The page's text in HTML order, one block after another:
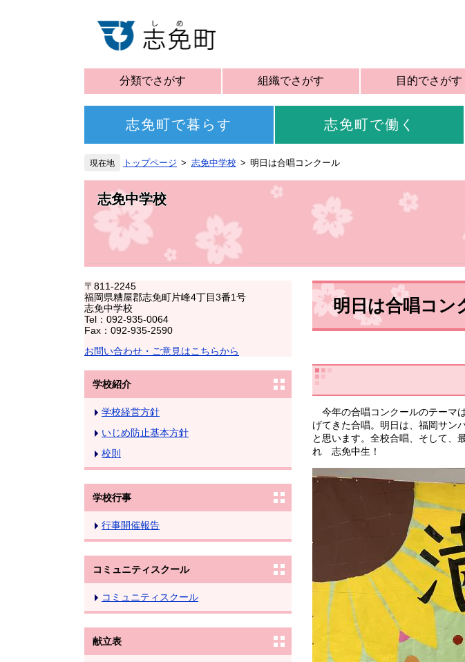
分類でさがす 組織でさがす 目的でさがす
志免町で暮らす 志免町で働く
トップページ 志免中学校 明日は合唱コンクール
志免中学校
〒811-2245
福岡県糟屋郡志免町片峰4丁目3番1号
志免中学校
Tel：092-935-0064
Fax：092-935-2590
お問い合わせ・ご意見はこちらから
学校紹介
学校経営方針
いじめ防止基本方針
校則
学校行事
行事開催報告
コミュニティスクール
コミュニティスクール
献立表
明日は合唱コン
今年の合唱コンクールのテーマ
げてきた合唱。明日は、福岡サン
と思います。全校合唱、そして、
れ 志免中生！